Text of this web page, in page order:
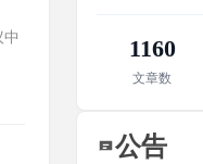
1160
文章数
公告